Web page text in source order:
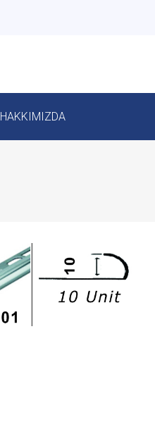
HAKKIMIZDA